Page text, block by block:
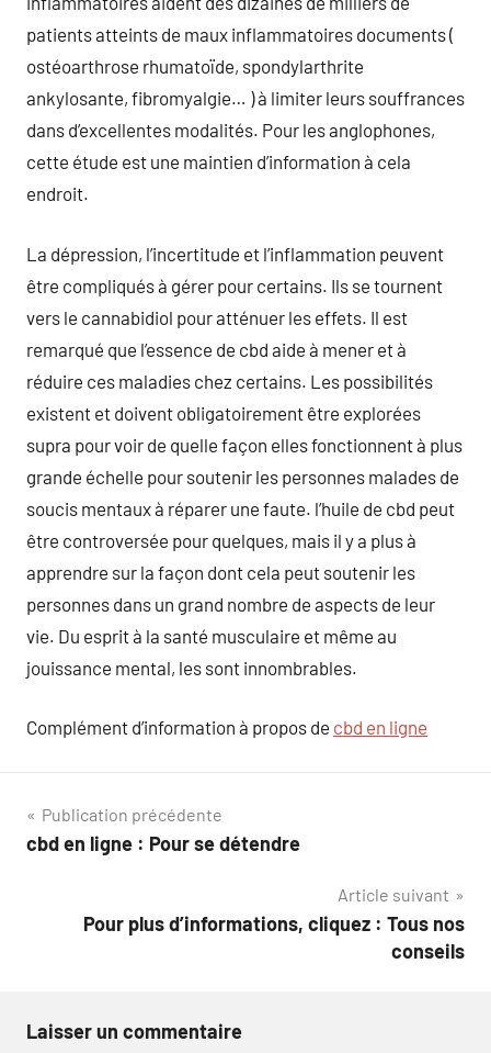
patients atteints de maux inflammatoires documents (
ostéoarthrose rhumatoïde, spondylarthrite
ankylosante, fibromyalgie… ) à limiter leurs souffrances
dans d’excellentes modalités. Pour les anglophones,
cette étude est une maintien d’information à cela
endroit.
La dépression, l’incertitude et l’inflammation peuvent
être compliqués à gérer pour certains. Ils se tournent
vers le cannabidiol pour atténuer les effets. Il est
remarqué que l’essence de cbd aide à mener et à
réduire ces maladies chez certains. Les possibilités
existent et doivent obligatoirement être explorées
supra pour voir de quelle façon elles fonctionnent à plus
grande échelle pour soutenir les personnes malades de
soucis mentaux à réparer une faute. l’huile de cbd peut
être controversée pour quelques, mais il y a plus à
apprendre sur la façon dont cela peut soutenir les
personnes dans un grand nombre de aspects de leur
vie. Du esprit à la santé musculaire et même au
jouissance mental, les sont innombrables.
Complément d’information à propos de cbd en ligne
Navigation
de
Publication précédente
cbd en ligne : Pour se détendre
Article suivant
Pour plus d’informations, cliquez : Tous nos
conseils
Laisser un commentaire